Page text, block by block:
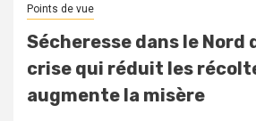
Points de vue
Sécheresse dans le Nord
crise qui réduit les
augmente la misère